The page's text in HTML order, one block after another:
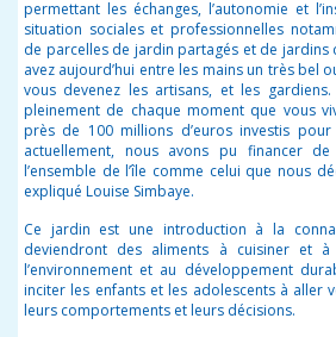
permettant les échanges, l’autonomie et
situation sociales et professionnelles
de parcelles de jardin partagés et de jardins
avez aujourd’hui entre les mains un très bel
vous devenez les artisans, et les
pleinement de chaque moment que vous
près de 100 millions d’euros investis
actuellement, nous avons pu financer
l’ensemble de l’île comme celui que nous
expliqué Louise Simbaye.
Ce jardin est une introduction à la
deviendront des aliments à cuisiner et à
l’environnement et au développement
inciter les enfants et les adolescents à aller
leurs comportements et leurs décisions.